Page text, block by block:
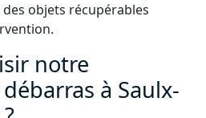
objets récupérables
notre
à Saulx-